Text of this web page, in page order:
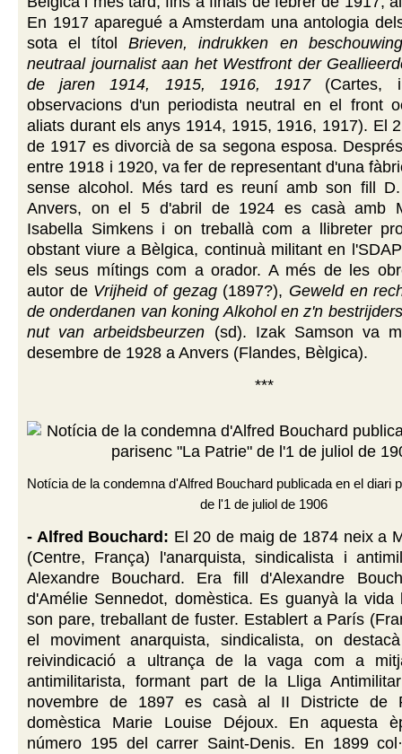
En 1917 aparegué a Amsterdam una antologia
sota el títolBrieven, indrukken en
neutraal journalist aan het Westfront der
de jaren 1914, 1915, 1916, 1917(Cartes,
observacions d'un periodista neutral en el front
aliats durant els anys 1914, 1915, 1916, 1917). El
de 1917 es divorcià de sa segona esposa.
entre 1918 i 1920, va fer de representant d'una
sense alcohol. Més tard es reuní amb son fill
Anvers, on el 5 d'abril de 1924 es casà amb
Isabella Simkens i on treballà com a llibreter
obstant viure a Bèlgica, continuà militant en
els seus mítings com a orador. A més de les
autor de Vrijheid of gezag(1897?), Geweld en
de onderdanen van koning Alkohol en z'n bestrijders
nut van arbeidsbeurzen (sd). Izak Samson va
desembre de 1928 a Anvers (Flandes, Bèlgica).
***
Notícia de la condemna d'Alfred Bouchard publicada en el diari
de l'1 de juliol de 1906
- Alfred Bouchard: El 20 de maig de 1874 neix a
(Centre, França) l'anarquista, sindicalista i
Alexandre Bouchard. Era fill d'Alexandre
d'Amélie Sennedot, domèstica. Es guanyà la vida
son pare, treballant de fuster. Establert a París
el moviment anarquista, sindicalista, on
reivindicació a ultrança de la vaga com a
antimilitarista, formant part de la Lliga
novembre de 1897 es casà al II Districte de
domèstica Marie Louise Déjoux. En aquesta
número 195 del carrer Saint-Denis. En 1899